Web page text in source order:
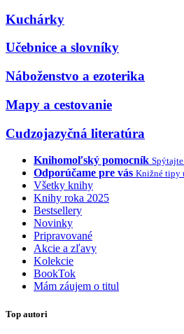
Kuchárky
Učebnice a slovníky
Náboženstvo a ezoterika
Mapy a cestovanie
Cudzojazyčná literatúra
Knihomoľský pomocník
Odporúčame pre vás Knižné tipy
Všetky knihy
Knihy roka 2025
Bestsellery
Novinky
Pripravované
Akcie a zľavy
Kolekcie
BookTok
Mám záujem o titul
Top autori